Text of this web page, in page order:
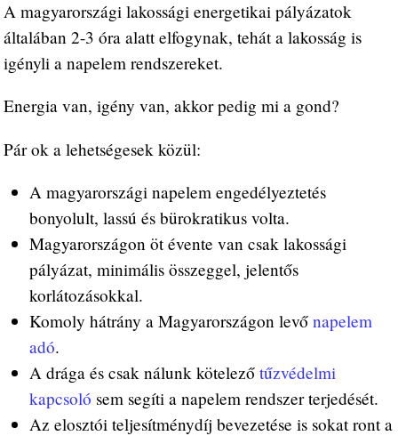
A magyarországi lakossági energetikai pályázatok
általában 2-3 óra alatt elfogynak, tehát a lakosság is
igényli a napelem rendszereket.
Energia van, igény van, akkor pedig mi a gond?
Pár ok a lehetségesek közül:
A magyarországi napelem engedélyeztetés
bonyolult, lassú és bürokratikus volta.
Magyarországon öt évente van csak lakossági
pályázat, minimális összeggel, jelentős
korlátozásokkal.
Komoly hátrány a Magyarországon levőnapelem
adó.
A drága és csak nálunk kötelezőtűzvédelmi
kapcsoló sem segíti a napelem rendszer terjedését.
Az elosztói teljesítménydíj bevezetése is sokat ront a